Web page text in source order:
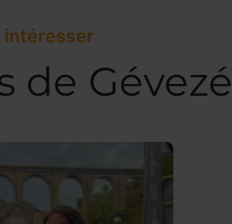
intéresser
de Gévezé